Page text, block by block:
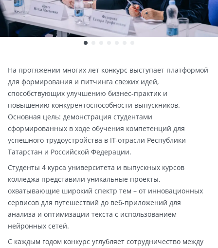
На протяжении многих лет конкурс выступает платформой
для формирования и питчинга свежих идей,
способствующих улучшению бизнес-практик и
повышению конкурентоспособности выпускников.
Основная цель: демонстрация студентами
сформированных в ходе обучения компетенций для
успешного трудоустройства в IT-отрасли Республики
Татарстан и Российской Федерации.
Студенты 4 курса университета и выпускных курсов
колледжа представили уникальные проекты,
охватывающие широкий спектр тем – от инновационных
сервисов для путешествий до веб-приложений для
анализа и оптимизации текста с использованием
нейронных сетей.
С каждым годом конкурс углубляет сотрудничество между